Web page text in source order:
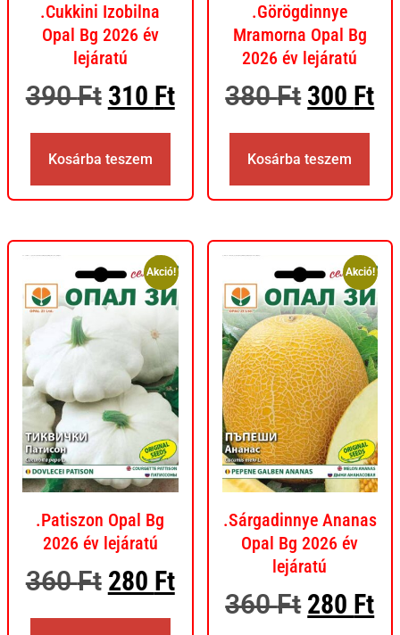
.Cukkini Izobilna
Opal Bg 2026 év
lejáratú
390Ft 310 Ft
Kosárba teszem
.Görögdinnye
Mramorna Opal Bg
2026 év lejáratú
380Ft 300 Ft
Kosárba teszem
Akció!
.Patiszon Opal Bg
2026 év lejáratú
360Ft 280 Ft
Akció!
.Sárgadinnye Ananas
Opal Bg 2026 év
lejáratú
360Ft 280 Ft